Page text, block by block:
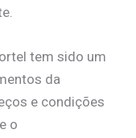
tem sido um
da
e condições
o